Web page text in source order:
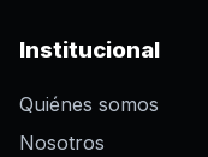
Institucional
Quiénes somos
Nosotros